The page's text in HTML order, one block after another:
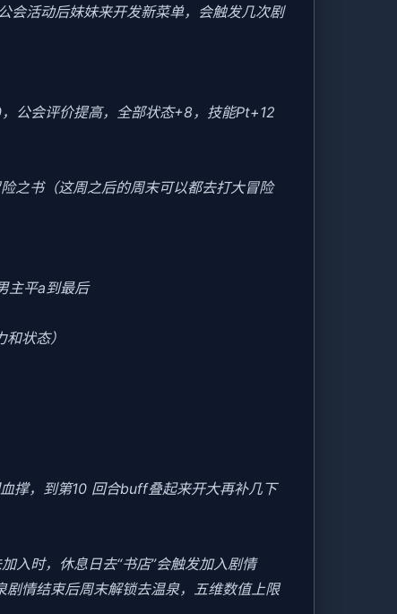
会活动后妹妹来开发新菜单，会触发几次剧
公会评价提高，全部状态+8，技能Pt+12
之书（这周之后的周末可以都去打大冒险
主平a到最后
状态）
撑，到第10 回合buff叠起来开大再补几下
入时，休息日去“书店”会触发加入剧情
情结束后周末解锁去温泉，五维数值上限